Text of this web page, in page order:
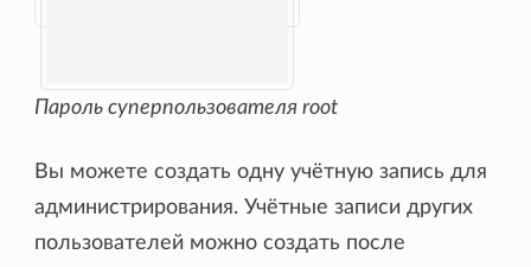
Пароль суперпользователя root
Вы можете создать одну учётную запись для
администрирования. Учётные записи других
пользователей можно создать после